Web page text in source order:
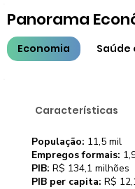
Características
População: 11,5 mil
Empregos formais:
PIB: R$ 134,1 milhões
PIB per capita: R$
Economia Saúde
Panorama